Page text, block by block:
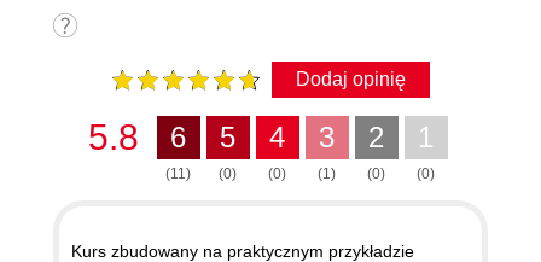
Dodaj opinię
5.8 6
(11)
5
(0)
4
(0)
3
(1)
2
(0)
1
(0)
Kurs zbudowany na praktycznym przykładzie